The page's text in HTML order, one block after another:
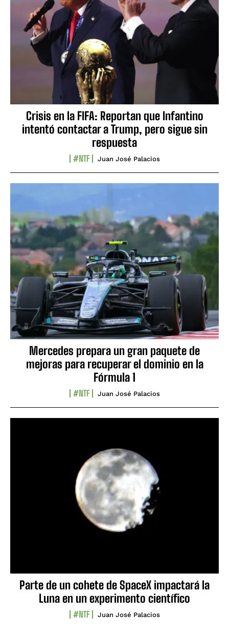
Crisis en la FIFA: Reportan que Infantino
intentó contactar a Trump, pero sigue sin
respuesta
#NTF Juan José Palacios
Mercedes prepara un gran paquete de
mejoras para recuperar el dominio en la
Fórmula 1
#NTF Juan José Palacios
Parte de un cohete de SpaceX impactará la
Luna en un experimento científico
#NTF Juan José Palacios